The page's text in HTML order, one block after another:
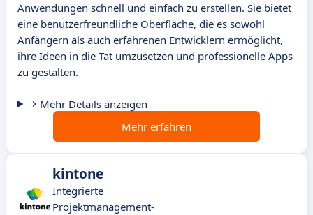
Anwendungen schnell und einfach zu erstellen. Sie bietet
eine benutzerfreundliche Oberfläche, die es sowohl
Anfängern als auch erfahrenen Entwicklern ermöglicht,
ihre Ideen in die Tat umzusetzen und professionelle Apps
zu gestalten.
Mehr Details anzeigen
Mehr erfahren
kintone
Integrierte
Projektmanagement-